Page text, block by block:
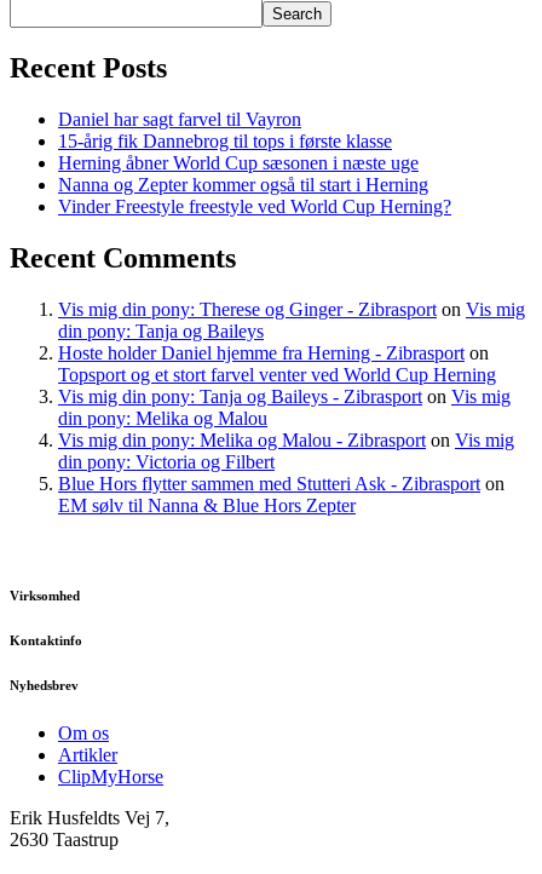
Search
Recent Posts
Daniel har sagt farvel til Vayron
15-årig fik Dannebrog til tops i første klasse
Herning åbner World Cup sæsonen i næste uge
Nanna og Zepter kommer også til start i Herning
Vinder Freestyle freestyle ved World Cup Herning?
Recent Comments
Vis mig din pony: Therese og Ginger - Zibrasport on Vis mig
din pony: Tanja og Baileys
Hoste holder Daniel hjemme fra Herning - Zibrasport on
Topsport og et stort farvel venter ved World Cup Herning
Vis mig din pony: Tanja og Baileys - Zibrasport on Vis mig
din pony: Melika og Malou
Vis mig din pony: Melika og Malou - Zibrasport on Vis mig
din pony: Victoria og Filbert
Blue Hors flytter sammen med Stutteri Ask - Zibrasport on
EM sølv til Nanna & Blue Hors Zepter
Virksomhed
Kontaktinfo
Nyhedsbrev
Om os
Artikler
ClipMyHorse
Erik Husfeldts Vej 7,
2630 Taastrup